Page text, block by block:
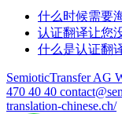
什么时候需要
认证翻译让您
什么是认证翻
SemioticTransfer AG
470 40 40
translation-chinese.ch/